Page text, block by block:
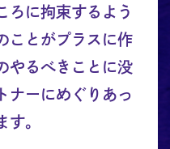
ろに拘束するよう
ことがプラスに作
やるべきことに没
ナーにめぐりあっ
す。